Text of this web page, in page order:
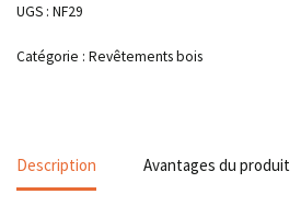
UGS : NF29
Catégorie : Revêtements bois
Description Avantages du produit